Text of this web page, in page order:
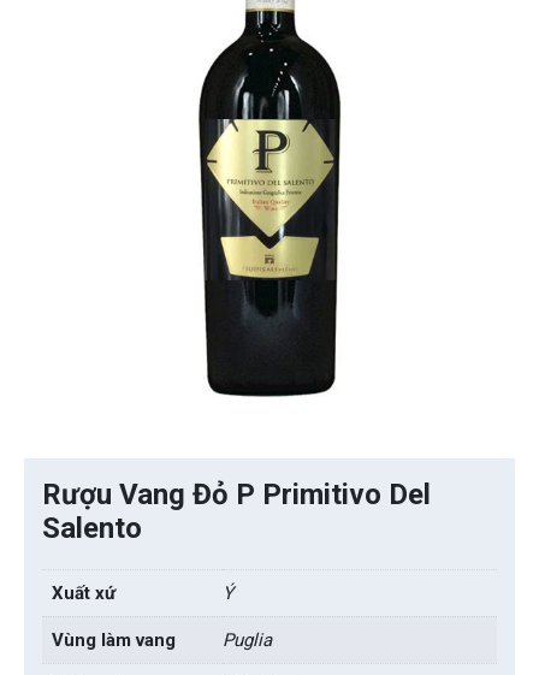
Rượu Vang Đỏ P Primitivo Del
Salento
Xuất xứ Ý
Vùng làm vang Puglia